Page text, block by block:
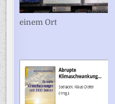
einem Ort